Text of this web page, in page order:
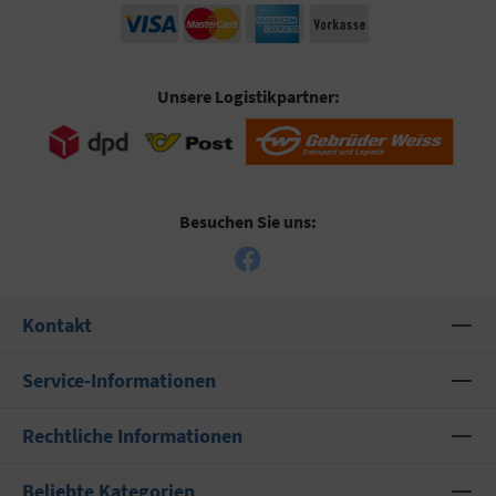
Unsere Logistikpartner:
Besuchen Sie uns:
Kontakt
Service-Informationen
Rechtliche Informationen
Beliebte Kategorien